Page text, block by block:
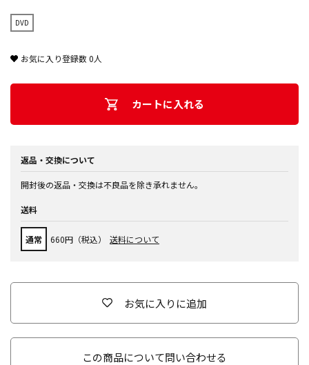
DVD
お気に入り登録数0人
カートに入れる
返品・交換について
開封後の返品・交換は不良品を除き承れません。
送料
通常 660円（税込） 送料について
お気に入りに追加
この商品について問い合わせる